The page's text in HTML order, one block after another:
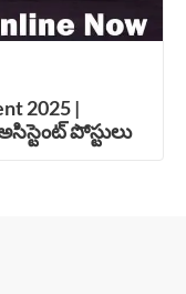
2025 |
పోస్టులు